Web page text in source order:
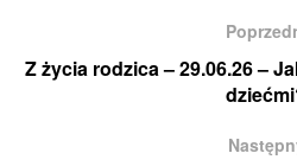
Z życia rodzica – 29.06.26 –